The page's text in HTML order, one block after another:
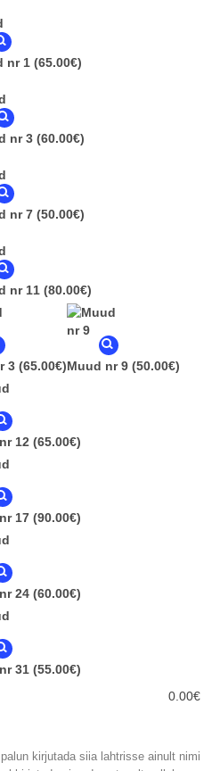
nr 1 (65.00€)
nr 3 (60.00€)
nr 7 (50.00€)
nr 11 (80.00€)
3 (65.00€)Muud nr 9 (50.00€)
12 (65.00€)
17 (90.00€)
24 (60.00€)
31 (55.00€)
0.00€
kirjutada siia lahtrisse ainult nimi